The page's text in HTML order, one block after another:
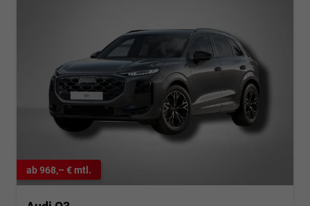
ab 968,– € mtl.